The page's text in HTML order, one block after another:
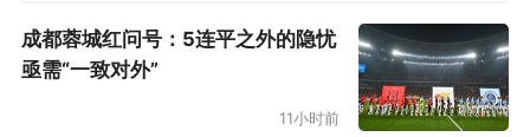
成都蓉城红问号：5连平之外的隐忧
亟需“一致对外”
11小时前